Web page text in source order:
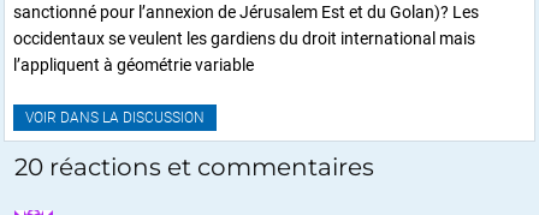
sanctionné pour l’annexion de Jérusalem Est et du Golan)? Les
occidentaux se veulent les gardiens du droit international mais
l’appliquent à géométrie variable
VOIR DANS LA DISCUSSION
20 réactions et commentaires